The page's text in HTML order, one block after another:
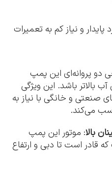
و نیاز کم به تعمیرات
دو پروانه‌ای این پمپ
بالاتر باشد. این ویژگی
صنعتی و خانگی با نیاز به
می‌کند.
بالا: موتور این پمپ
است که قادر است تا دبی و ارتفاع